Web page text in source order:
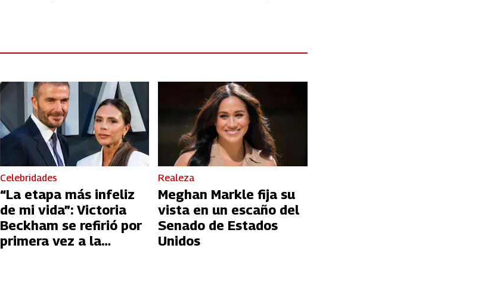
Celebridades
“La etapa más infeliz
de mi vida”: Victoria
Beckham se refirió por
primera vez a la
Realeza
Meghan Markle fija su
vista en un escaño del
Senado de Estados
Unidos